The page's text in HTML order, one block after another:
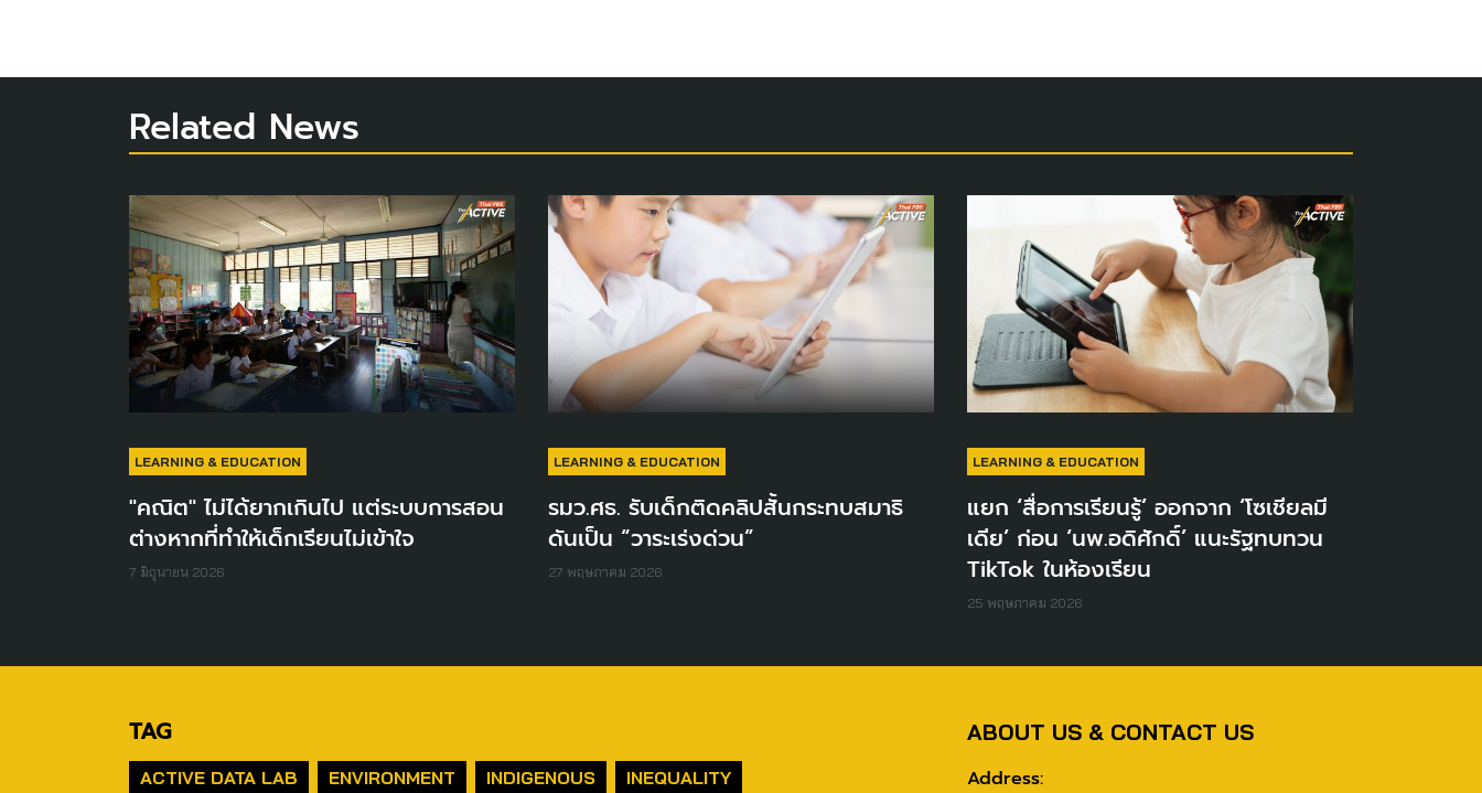
Related News
LEARNING & EDUCATION
"คณิต" ไม่ได้ยากเกินไป แต่ระบบการสอน
ต่างหากที่ทำให้เด็กเรียนไม่เข้าใจ
7 มิถุนายน 2026
LEARNING & EDUCATION
รมว.ศธ. รับเด็กติดคลิปสั้นกระทบสมาธิ
ดันเป็น “วาระเร่งด่วน”
27 พฤษภาคม 2026
LEARNING & EDUCATION
แยก ‘สื่อการเรียนรู้’ ออกจาก ‘โซเชียลมี
เดีย’ ก่อน ‘นพ.อดิศักดิ์’ แนะรัฐทบทวน
TikTok ในห้องเรียน
25 พฤษภาคม 2026
TAG
ACTIVE DATA LAB ENVIRONMENT INDIGENOUS INEQUALITY
ABOUT US & CONTACT US
Address: